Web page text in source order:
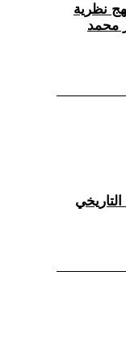
نظرية
محمد